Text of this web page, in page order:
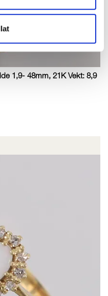
1,9- 48mm, 21K Vekt: 8,9